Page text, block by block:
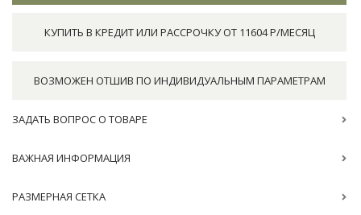
КУПИТЬ В КРЕДИТ ИЛИ РАССРОЧКУ ОТ 11604 Р/МЕСЯЦ
ВОЗМОЖЕН ОТШИВ ПО ИНДИВИДУАЛЬНЫМ ПАРАМЕТРАМ
ЗАДАТЬ ВОПРОС О ТОВАРЕ
ВАЖНАЯ ИНФОРМАЦИЯ
РАЗМЕРНАЯ СЕТКА